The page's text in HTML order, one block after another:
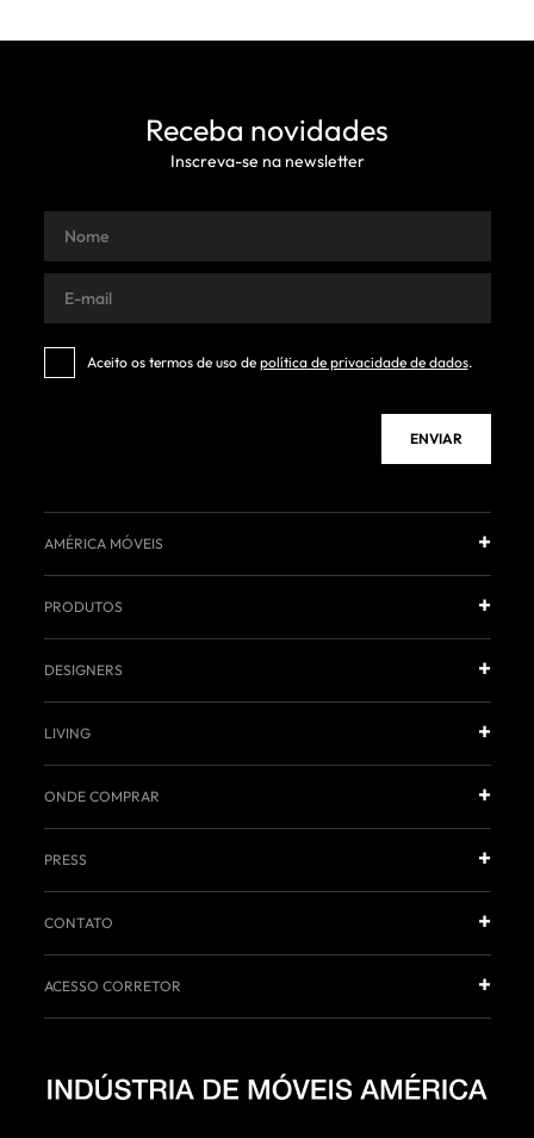
Receba novidades
Inscreva-se na newsletter
Aceito os termos de uso de política de privacidade de dados.
ENVIAR
AMÉRICA MÓVEIS
PRODUTOS
DESIGNERS
LIVING
ONDE COMPRAR
PRESS
CONTATO
ACESSO CORRETOR